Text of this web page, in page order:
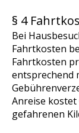
§ 4
Bei
Fahrtkosten
Fahrtkosten
entsprechend
Anreise kostet
gefahrenen